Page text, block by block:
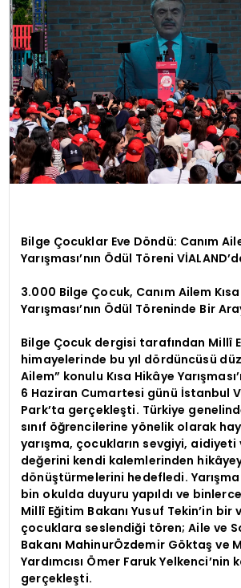
Bilge Çocuklar Eve Döndü: Canım
Yarışması’nın Ödül Töreni
3.000 Bilge Çocuk, Canım Ailem
Yarışması’nın Ödül Töreninde Bir
Bilge Çocuk dergisi tarafından Millî
himayelerinde bu yıl dördüncüsü
Ailem” konulu Kısa Hikâye
6 Haziran Cumartesi günü İstanbul
Park’ta gerçekleşti. Türkiye
sınıf öğrencilerine yönelik olarak
yarışma, çocukların sevgiyi, aidiyeti
değerini kendi kalemlerinden
dönüştürmelerini hedefledi. Yarışma
bin okulda duyuru yapıldı ve
Millî Eğitim Bakanı Yusuf Tekin’in
çocuklara seslendiği tören; Aile ve
Bakanı MahinurÖzdemir Göktaş ve
Yardımcısı Ömer Faruk Yelkenci’nin
gerçekleşti.